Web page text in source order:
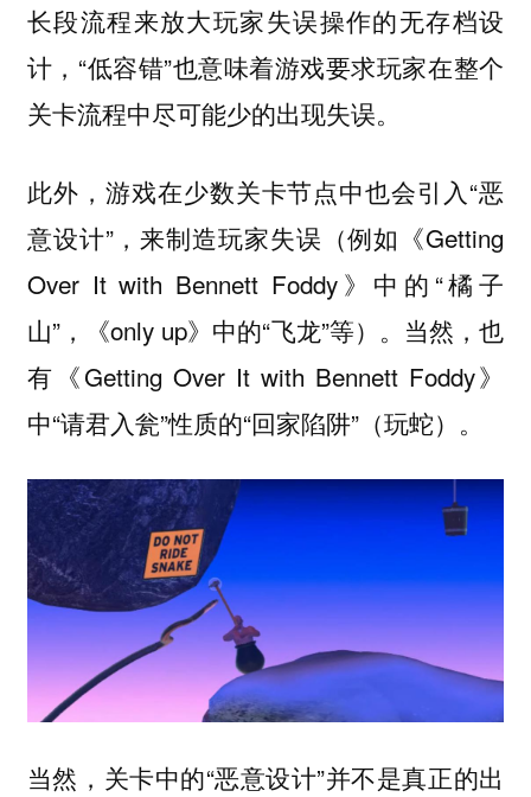
长段流程来放大玩家失误操作的无存档设
计，“低容错”也意味着游戏要求玩家在整个
关卡流程中尽可能少的出现失误。
此外，游戏在少数关卡节点中也会引入“恶
意设计”，来制造玩家失误（例如《Getting
Over It with Bennett Foddy》中的“橘子
山”，《only up》中的“飞龙”等）。当然，也
有《Getting Over It with Bennett Foddy》
中“请君入瓮”性质的“回家陷阱”（玩蛇）。
当然，关卡中的“恶意设计”并不是真正的出